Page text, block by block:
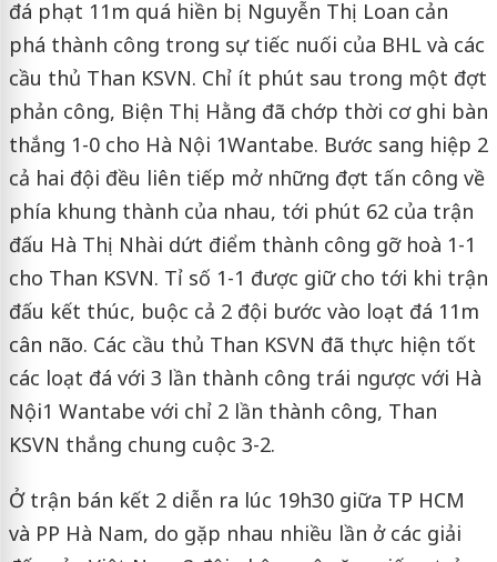
đá phạt 11m quá hiền bị Nguyễn Thị Loan cản
phá thành công trong sự tiếc nuối của BHL và các
cầu thủ Than KSVN. Chỉ ít phút sau trong một đợt
phản công, Biện Thị Hằng đã chớp thời cơ ghi bàn
thắng 1-0 cho Hà Nội 1Wantabe. Bước sang hiệp 2
cả hai đội đều liên tiếp mở những đợt tấn công về
phía khung thành của nhau, tới phút 62 của trận
đấu Hà Thị Nhài dứt điểm thành công gỡ hoà 1-1
cho Than KSVN. Tỉ số 1-1 được giữ cho tới khi trận
đấu kết thúc, buộc cả 2 đội bước vào loạt đá 11m
cân não. Các cầu thủ Than KSVN đã thực hiện tốt
các loạt đá với 3 lần thành công trái ngược với Hà
Nội1 Wantabe với chỉ 2 lần thành công, Than
KSVN thắng chung cuộc 3-2.
Ở trận bán kết 2 diễn ra lúc 19h30 giữa TP HCM
và PP Hà Nam, do gặp nhau nhiều lần ở các giải